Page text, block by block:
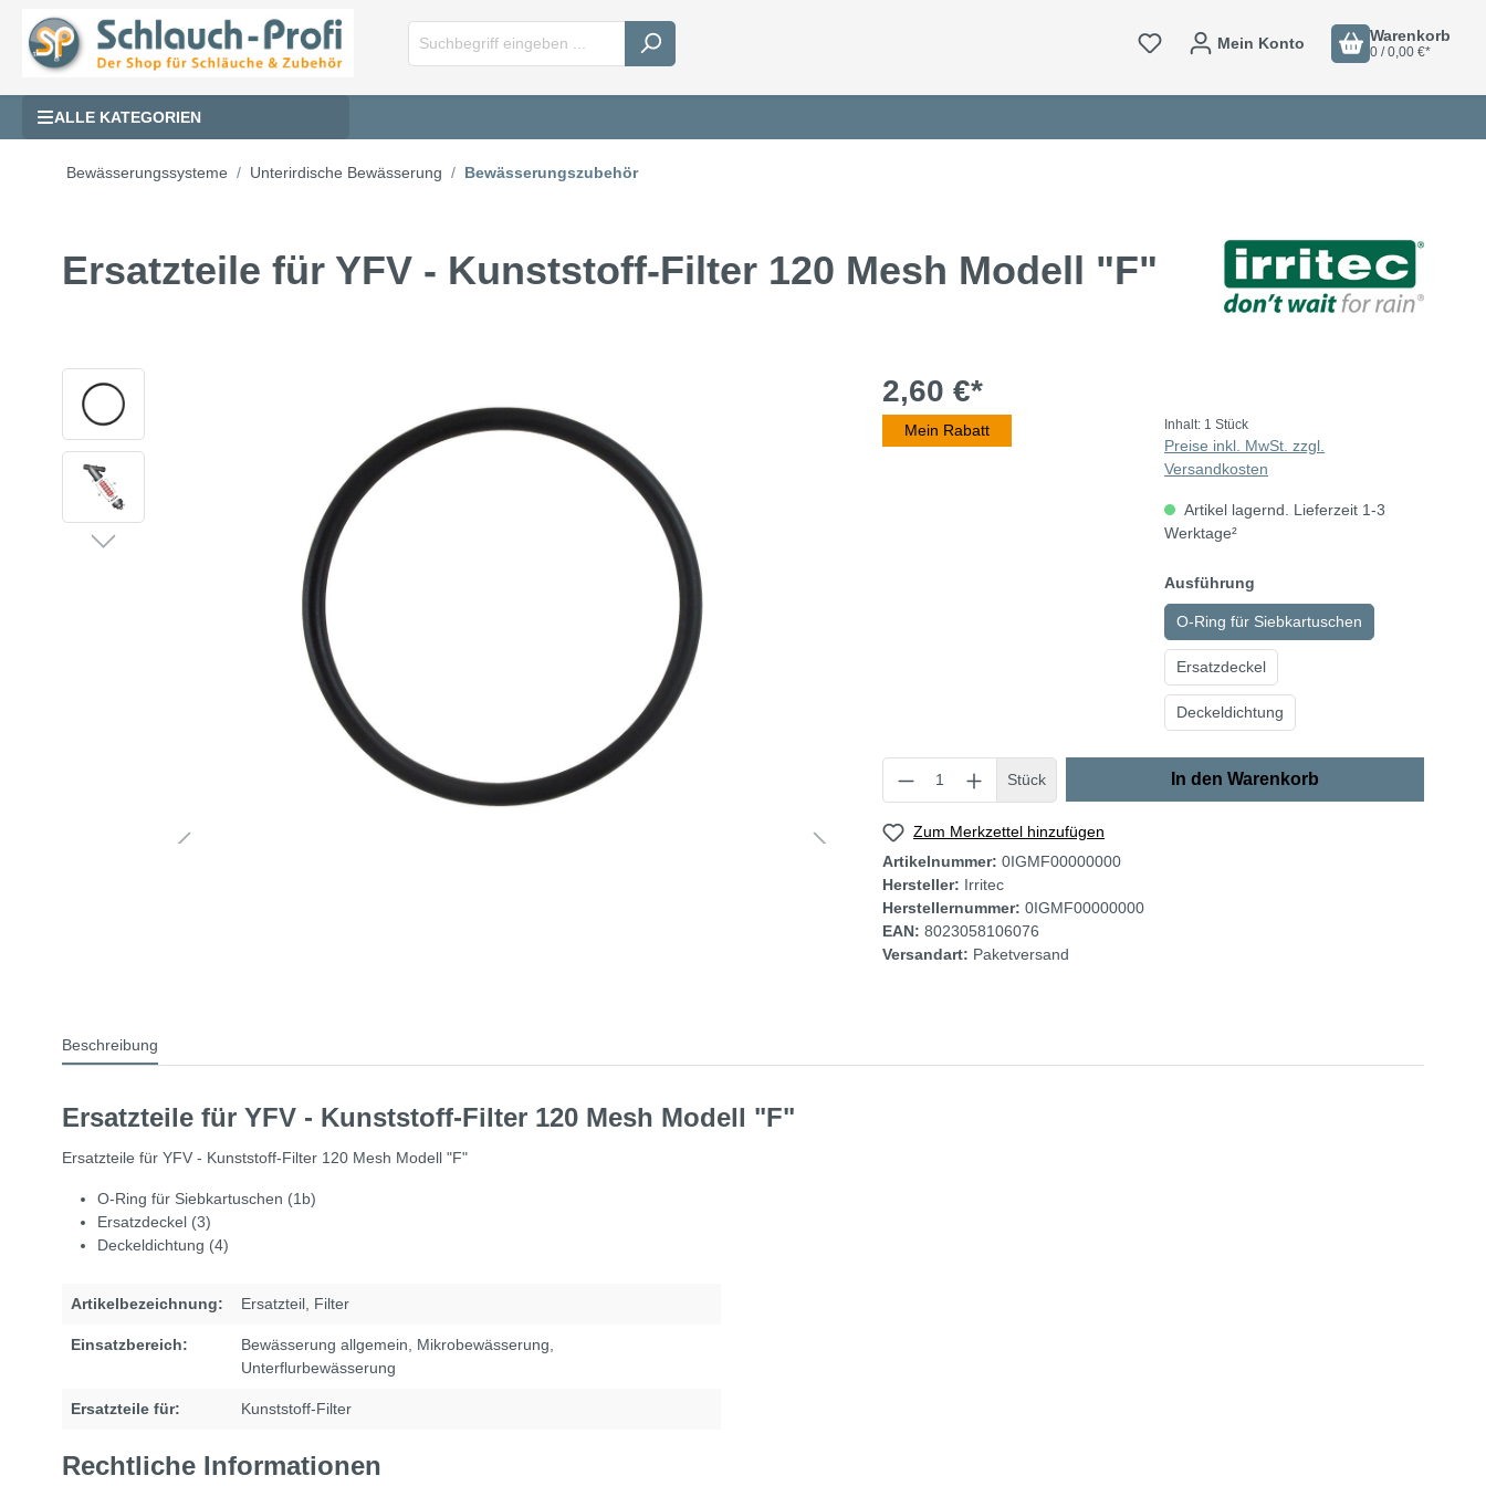
Mein Konto Warenkorb
0 / 0,00 €*
ALLE KATEGORIEN
Bewässerungssysteme Unterirdische Bewässerung Bewässerungszubehör
Ersatzteile für YFV - Kunststoff-Filter 120 Mesh Modell "F"
2,60 €*
Mein Rabatt Inhalt: 1 Stück
Preise inkl. MwSt. zzgl.
Versandkosten
Artikel lagernd. Lieferzeit 1-3
Werktage²
Ausführung
O-Ring für Siebkartuschen
Ersatzdeckel
Deckeldichtung
Stück In den Warenkorb
Zum Merkzettel hinzufügen
Artikelnummer: 0IGMF00000000
Hersteller: Irritec
Herstellernummer: 0IGMF00000000
EAN: 8023058106076
Versandart: Paketversand
Beschreibung
Ersatzteile für YFV - Kunststoff-Filter 120 Mesh Modell "F"
Ersatzteile für YFV - Kunststoff-Filter 120 Mesh Modell "F"
O-Ring für Siebkartuschen (1b)
Ersatzdeckel (3)
Deckeldichtung (4)
Artikelbezeichnung: Ersatzteil , Filter
Einsatzbereich: Bewässerung allgemein , Mikrobewässerung
Unterflurbewässerung
Ersatzteile für: Kunststoff-Filter
Rechtliche Informationen